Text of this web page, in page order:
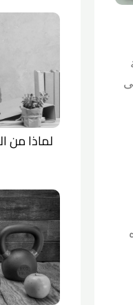
لماذا من